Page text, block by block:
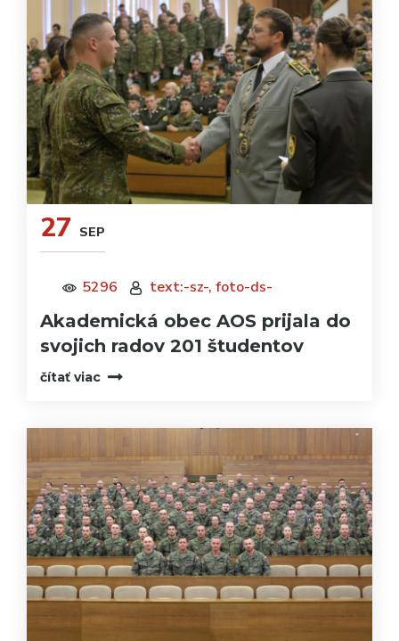
27 SEP
5296 text:-sz-, foto-ds-
Akademická obec AOS prijala do
svojich radov 201 študentov
čítať viac